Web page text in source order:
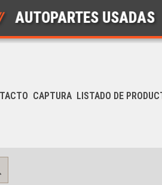
USADAS ///
CAPTURA LISTADO DE